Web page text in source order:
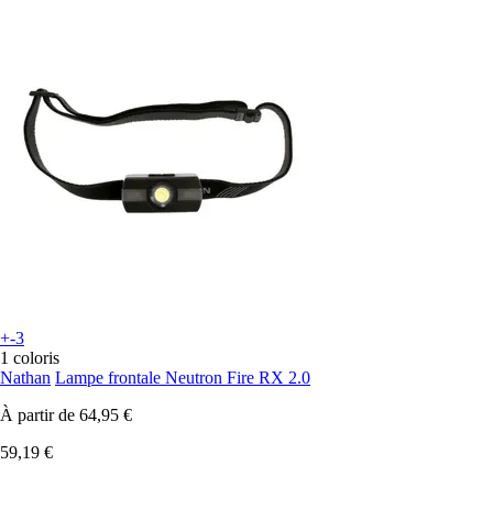
+-3
1 coloris
Nathan Lampe frontale Neutron Fire RX 2.0
À partir de 64,95 €
59,19 €